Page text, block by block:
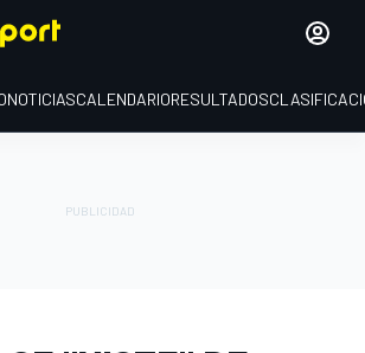
NOTICIASCALENDARIORESULTADOS